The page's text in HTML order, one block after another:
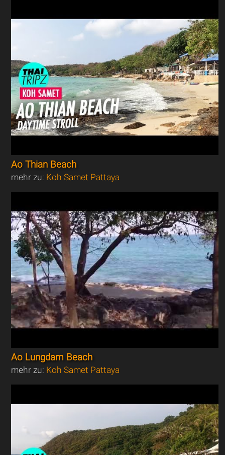
Ao Thian Beach
mehr zu: Koh Samet Pattaya
Ao Lungdam Beach
mehr zu: Koh Samet Pattaya